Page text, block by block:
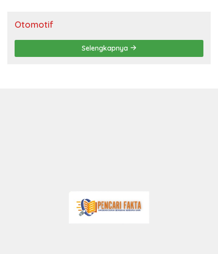
Otomotif
Selengkapnya